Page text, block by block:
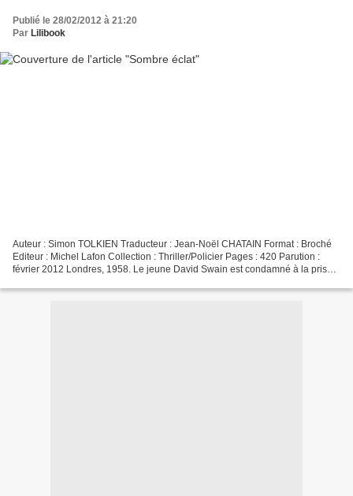
Publié le 28/02/2012 à 21:20
Par Lilibook
Auteur : Simon TOLKIEN Traducteur : Jean-Noël CHATAIN Format : Broché
Editeur : Michel Lafon Collection : Thriller/Policier Pages : 420 Parution :
février 2012 Londres, 1958. Le jeune David Swain est condamné à la prison